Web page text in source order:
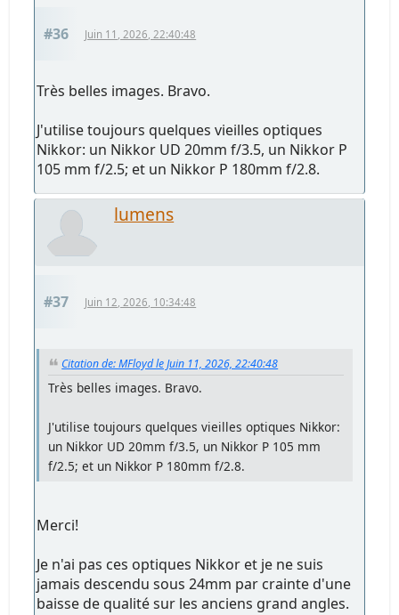
#36 Juin 11, 2026, 22:40:48
Très belles images. Bravo.
J'utilise toujours quelques vieilles optiques
Nikkor: un Nikkor UD 20mm f/3.5, un Nikkor P
105 mm f/2.5; et un Nikkor P 180mm f/2.8.
lumens
#37 Juin 12, 2026, 10:34:48
Citation de: MFloyd le Juin 11, 2026, 22:40:48
Très belles images. Bravo.
J'utilise toujours quelques vieilles optiques Nikkor:
un Nikkor UD 20mm f/3.5, un Nikkor P 105 mm
f/2.5; et un Nikkor P 180mm f/2.8.
Merci!
Je n'ai pas ces optiques Nikkor et je ne suis
jamais descendu sous 24mm par crainte d'une
baisse de qualité sur les anciens grand angles.